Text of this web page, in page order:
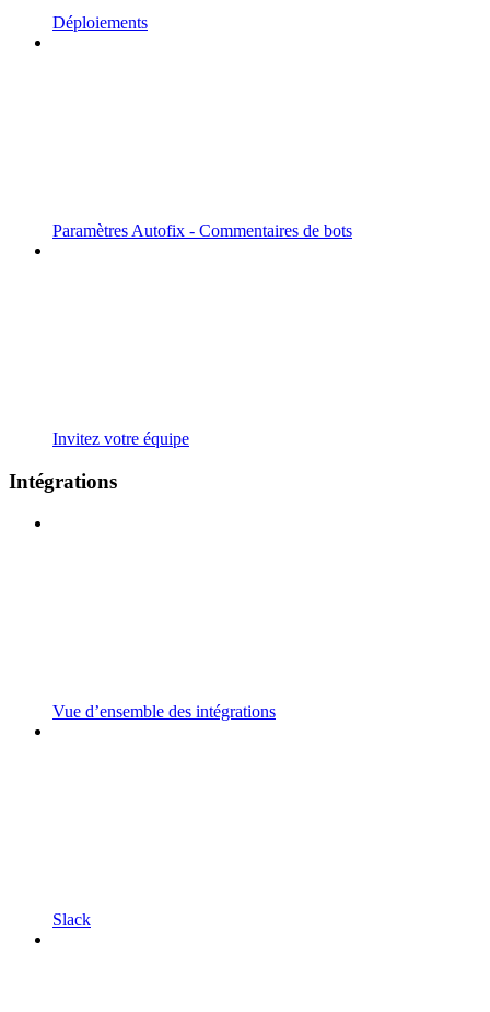
Déploiements
Paramètres Autofix - Commentaires de bots
Invitez votre équipe
Intégrations
Vue d’ensemble des intégrations
Slack